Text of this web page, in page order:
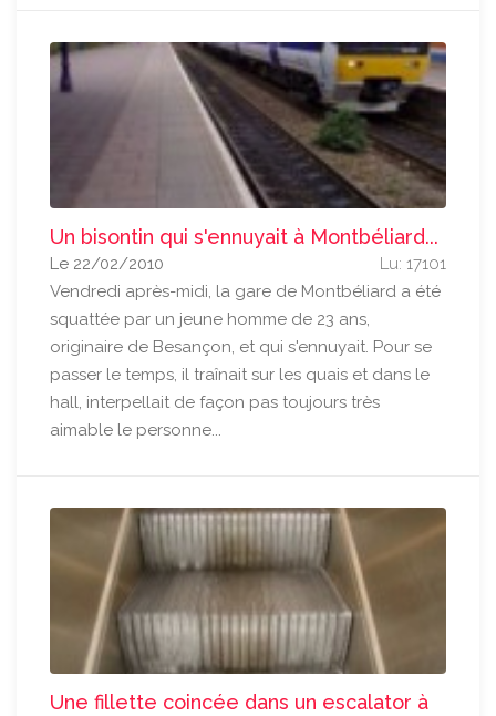
Un bisontin qui s'ennuyait à Montbéliard...
Lu: 17101
Le 22/02/2010
Vendredi après-midi, la gare de Montbéliard a été
squattée par un jeune homme de 23 ans,
originaire de Besançon, et qui s'ennuyait. Pour se
passer le temps, il traînait sur les quais et dans le
hall, interpellait de façon pas toujours très
aimable le personne...
Une fillette coincée dans un escalator à